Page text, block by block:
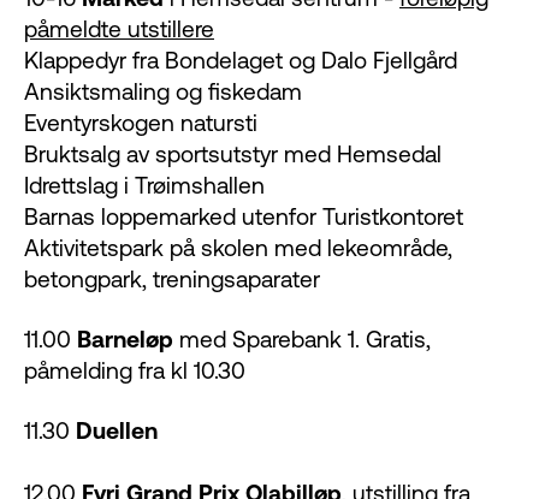
påmeldte utstillere
Klappedyr fra Bondelaget og Dalo Fjellgård
Ansiktsmaling og fiskedam
Eventyrskogen natursti
Bruktsalg av sportsutstyr med Hemsedal
Idrettslag i Trøimshallen
Barnas loppemarked utenfor Turistkontoret
Aktivitetspark på skolen med lekeområde,
betongpark, treningsaparater
11.00 Barneløp med Sparebank 1. Gratis,
påmelding fra kl 10.30
11.30 Duellen
12.00 Fyri Grand Prix Olabilløp, utstilling fra